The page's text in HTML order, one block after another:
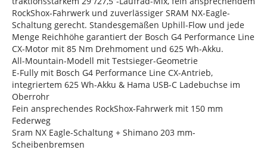
RockShox-Fahrwerk und zuverlässiger SRAM NX-Eagle-
Schaltung gerecht. Standesgemäßen Uphill-Flow und jede
Menge Reichhöhe garantiert der Bosch G4 Performance Line
CX-Motor mit 85 Nm Drehmoment und 625 Wh-Akku.
All-Mountain-Modell mit Testsieger-Geometrie
E-Fully mit Bosch G4 Performance Line CX-Antrieb,
integriertem 625 Wh-Akku & Hama USB-C Ladebuchse im
Oberrohr
Fein ansprechendes RockShox-Fahrwerk mit 150 mm
Federweg
Sram NX Eagle-Schaltung + Shimano 203 mm-
Scheibenbremsen